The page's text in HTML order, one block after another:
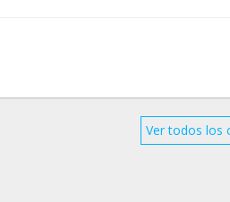
Ver todos los